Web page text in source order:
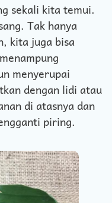
sekali kita temui.
Tak hanya
kita juga bisa
menyerupai
dengan lidi atau
di atasnya dan
piring.